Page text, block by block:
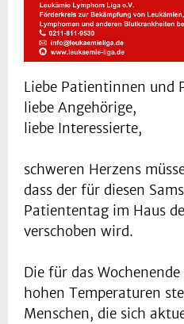
Liebe Patientinnen und
liebe Angehörige,
liebe Interessierte,
schweren Herzens
dass der für diesen
Patiententag im Haus
verschoben wird.
Die für das
hohen Temperaturen
Menschen, die sich